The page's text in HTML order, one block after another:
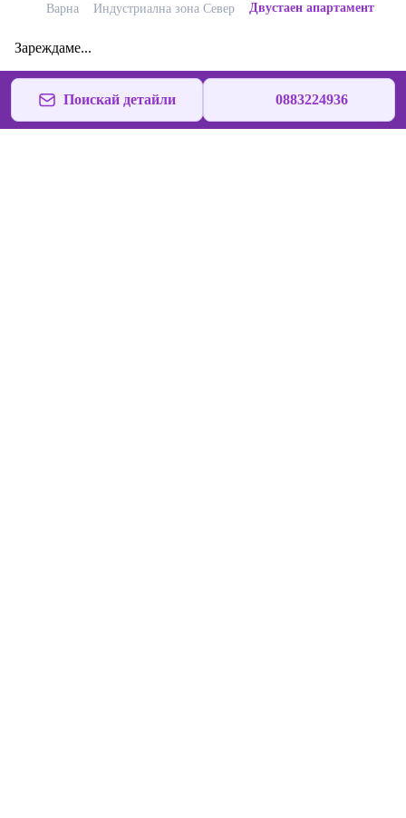
Варна Индустриална зона Север Двустаен апартамент
Зареждаме...
Поискай детайли 0883224936